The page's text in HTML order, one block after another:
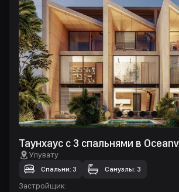
Таунхаус с 3 спальнями в
Улувату
Спальни: 3 Санузлы: 3
Застройщик: